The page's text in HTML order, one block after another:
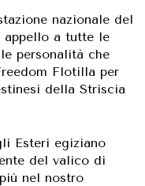
nazionale del
appello a tutte le
personalità che
Flotilla per
della Striscia
Esteri egiziano
del valico di
nel nostro